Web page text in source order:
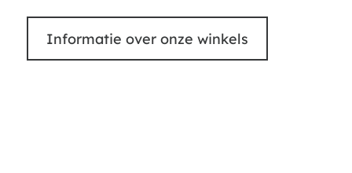
Informatie over onze winkels